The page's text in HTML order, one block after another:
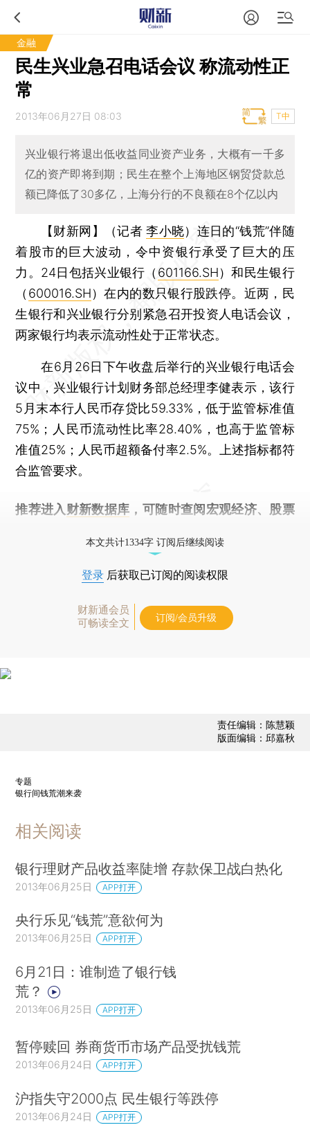
金融
民生兴业急召电话会议 称流动性正
常
2013年06月27日 08:03 T中
兴业银行将退出低收益同业资产业务，大概有一千多
亿的资产即将到期；民生在整个上海地区钢贸贷款总
额已降低了30多亿，上海分行的不良额在8个亿以内
【财新网】（记者李小晓） 连日的“钱荒”伴随
着股市的巨大波动，令中资银行承受了巨大的压
力。24日包括兴业银行（ 601166.SH）和民生银行
（ 600016.SH）在内的数只银行股跌停。近两，民
生银行和兴业银行分别紧急召开投资人电话会议，
两家银行均表示流动性处于正常状态。
在6月26日下午收盘后举行的兴业银行电话会
议中，兴业银行计划财务部总经理李健表示，该行
5月末本行人民币存贷比59.33%，低于监管标准值
75%；人民币流动性比率28.40%，也高于监管标
准值25%；人民币超额备付率2.5%。上述指标都符
合监管要求。
推荐进入 财新数据库 ，可随时查阅宏观经济、股票
本文共计1334字 订阅后继续阅读
登录 后获取已订阅的阅读权限
财新通会员
可畅读全文
订阅/会员升级
责任编辑：陈慧颖
版面编辑：邱嘉秋
专题
银行间钱荒潮来袭
相关阅读
银行理财产品收益率陡增 存款保卫战白热化
2013年06月25日 APP打开
央行乐见“钱荒”意欲何为
2013年06月25日 APP打开
6月21日：谁制造了银行钱
荒？
2013年06月25日 APP打开
暂停赎回 券商货币市场产品受扰钱荒
2013年06月24日 APP打开
沪指失守2000点 民生银行等跌停
2013年06月24日 APP打开